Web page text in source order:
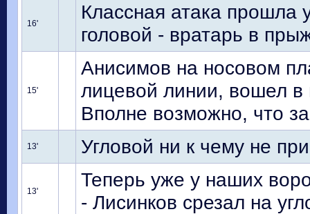
16'
Классная атака прошла
головой - вратарь в
15'
Анисимов на носовом
лицевой линии, вошел
Вполне возможно, что
13' Угловой ни к чему не
13'
Теперь уже у наших
- Лисинков срезал на